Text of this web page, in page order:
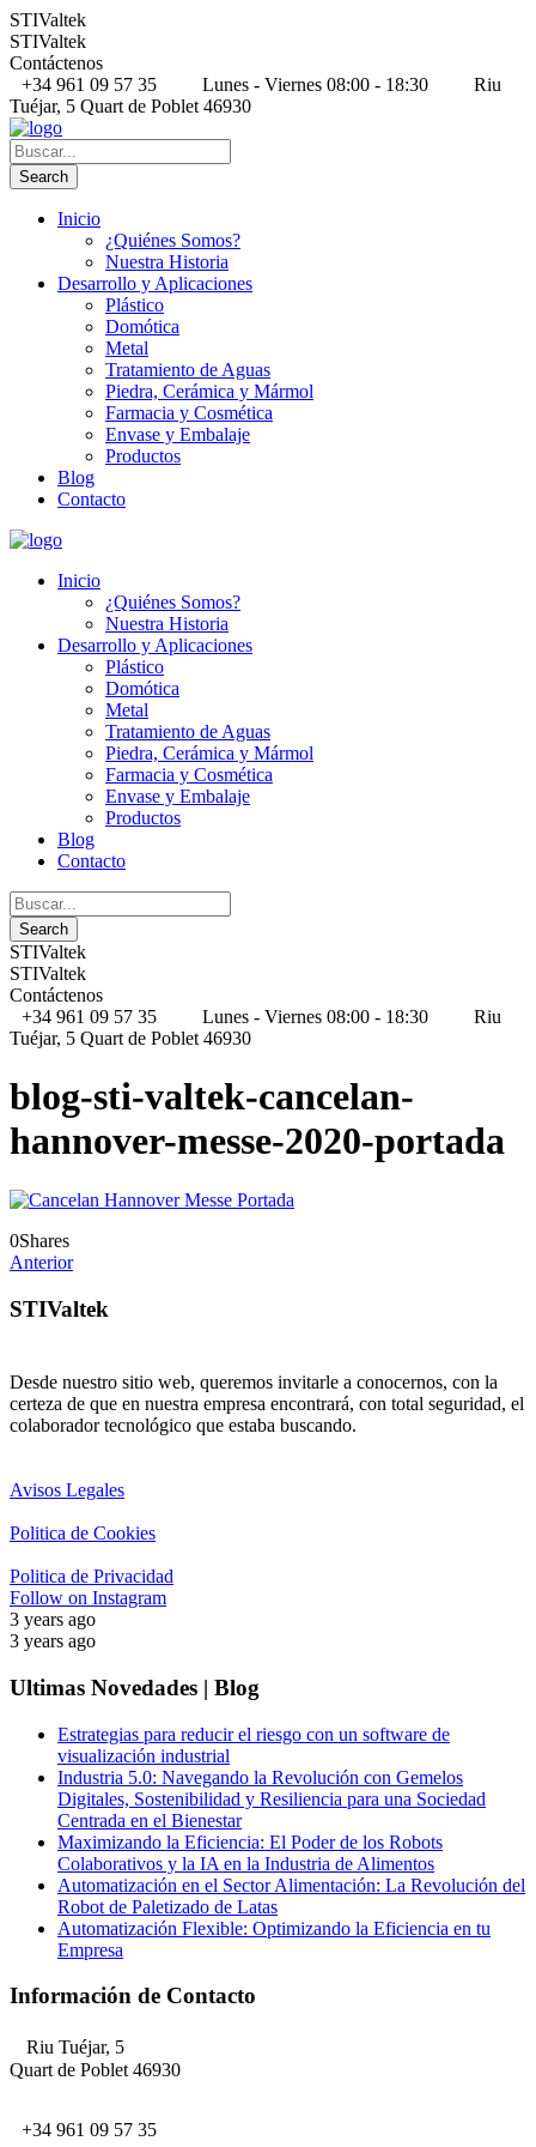
STIValtek
STIValtek
Contáctenos
+34 961 09 57 35
Lunes - Viernes 08:00 - 18:30
Riu
Tuéjar, 5 Quart de Poblet 46930
Inicio
¿Quiénes Somos?
Nuestra Historia
Desarrollo y Aplicaciones
Plástico
Domótica
Metal
Tratamiento de Aguas
Piedra, Cerámica y Mármol
Farmacia y Cosmética
Envase y Embalaje
Productos
Blog
Contacto
Inicio
¿Quiénes Somos?
Nuestra Historia
Desarrollo y Aplicaciones
Plástico
Domótica
Metal
Tratamiento de Aguas
Piedra, Cerámica y Mármol
Farmacia y Cosmética
Envase y Embalaje
Productos
Blog
Contacto
STIValtek
STIValtek
Contáctenos
+34 961 09 57 35
Lunes - Viernes 08:00 - 18:30
Riu
Tuéjar, 5 Quart de Poblet 46930
blog-sti-valtek-cancelan-
hannover-messe-2020-portada
0Shares
Anterior
STIValtek
Desde nuestro sitio web, queremos invitarle a conocernos, con la
certeza de que en nuestra empresa encontrará, con total seguridad, el
colaborador tecnológico que estaba buscando.
Avisos Legales
Politica de Cookies
Politica de Privacidad
Follow on Instagram
3 years ago
3 years ago
Ultimas Novedades | Blog
Estrategias para reducir el riesgo con un software de
visualización industrial
Industria 5.0: Navegando la Revolución con Gemelos
Digitales, Sostenibilidad y Resiliencia para una Sociedad
Centrada en el Bienestar
Maximizando la Eficiencia: El Poder de los Robots
Colaborativos y la IA en la Industria de Alimentos
Automatización en el Sector Alimentación: La Revolución del
Robot de Paletizado de Latas
Automatización Flexible: Optimizando la Eficiencia en tu
Empresa
Información de Contacto
Riu Tuéjar, 5
Quart de Poblet 46930
+34 961 09 57 35